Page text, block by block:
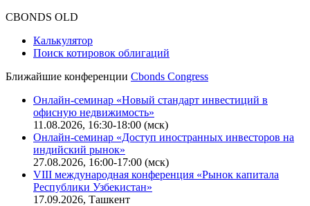
CBONDS OLD
Калькулятор
Поиск котировок облигаций
Ближайшие конференции Cbonds Congress
Онлайн-семинар «Новый стандарт инвестиций в
офисную недвижимость»
11.08.2026, 16:30-18:00 (мск)
Онлайн-семинар «Доступ иностранных инвесторов на
индийский рынок»
27.08.2026, 16:00-17:00 (мск)
VIII международная конференция «Рынок капитала
Республики Узбекистан»
17.09.2026, Ташкент